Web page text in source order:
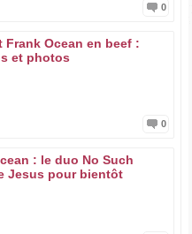
0
Frank Ocean en beef :
et photos
0
: le duo No Such
Jesus pour bientôt